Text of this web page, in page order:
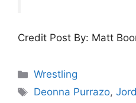
Credit Post By: Matt
Categories
Wrestling
Tags
Deonna Purrazo,